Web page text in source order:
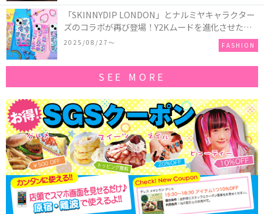
「SKINNYDIP LONDON」とナルミヤキャラクター
ズのコラボが再び登場！Y2Kムードを進化させた新
作コレクションを発売♪
2025/08/27〜 FASHION
SEE MORE